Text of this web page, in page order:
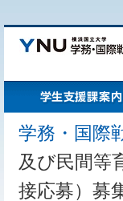
学務・国際
及び民間等
接応募）募